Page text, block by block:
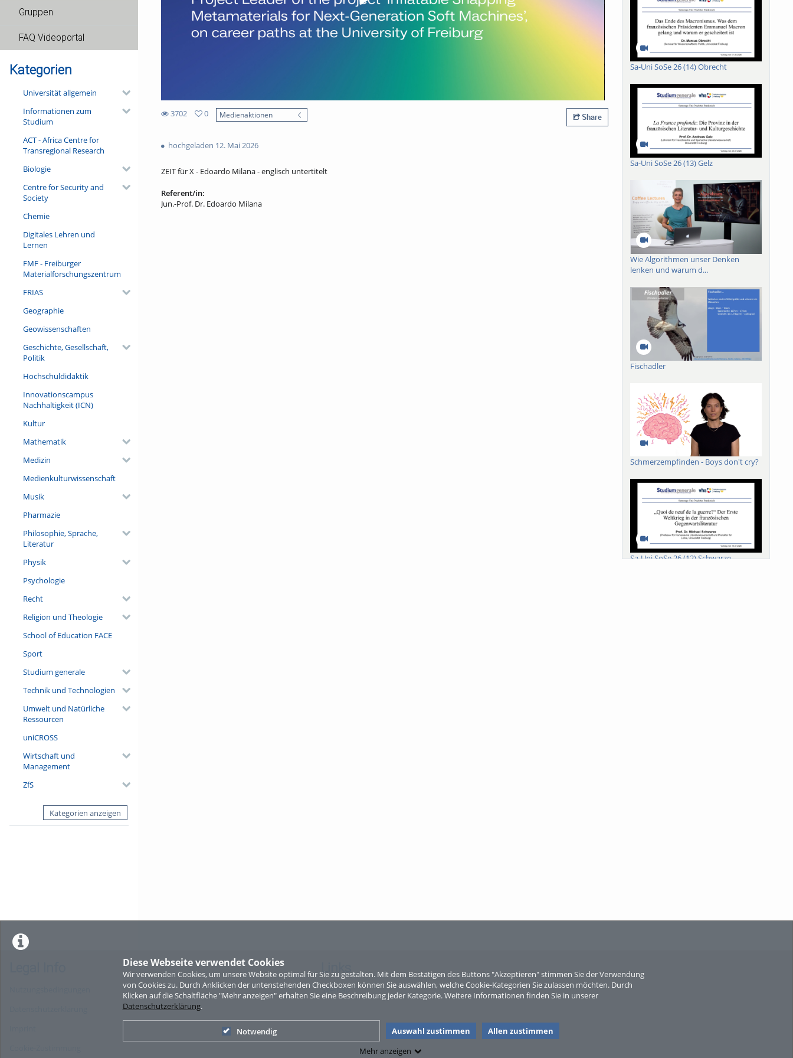
Diese Webseite verwendet Cookies
Wir verwenden Cookies, um unsere Website optimal für Sie zu gestalten. Mit dem Bestätigen des Buttons "Akzeptieren" stimmen Sie der Verwendung
von Cookies zu. Durch Anklicken der untenstehenden Checkboxen können Sie auswählen, welche Cookie-Kategorien Sie zulassen möchten. Durch
Klicken auf die Schaltfläche "Mehr anzeigen" erhalten Sie eine Beschreibung jeder Kategorie. Weitere Informationen finden Sie in unserer
Datenschutzerklärung.
Notwendig Auswahl zustimmen
Allen zustimmen
Mehr anzeigen
Gruppen
FAQ Videoportal
Kategorien
Universität allgemein
Informationen zum
Studium
ACT - Africa Centre for
Transregional Research
Biologie
Centre for Security and
Society
Chemie
Digitales Lehren und
Lernen
FMF - Freiburger
Materialforschungszentrum
FRIAS
Geographie
Geowissenschaften
Geschichte, Gesellschaft,
Politik
Hochschuldidaktik
Innovationscampus
Nachhaltigkeit (ICN)
Kultur
Mathematik
Medizin
Medienkulturwissenschaft
Musik
Pharmazie
Philosophie, Sprache,
Literatur
Physik
Psychologie
Recht
Religion und Theologie
School of Education FACE
Sport
Studium generale
Technik und Technologien
Umwelt und Natürliche
Ressourcen
uniCROSS
Wirtschaft und
Management
ZfS
Kategorien anzeigen
3702
views
0
Medienaktionen Share
hochgeladen 12. Mai 2026
ZEIT für X - Edoardo Milana - englisch untertitelt
Referent/in:
Jun.-Prof. Dr. Edoardo Milana
Sa-Uni SoSe 26 (14) Obrecht
Sa-Uni SoSe 26 (13) Gelz
Wie Algorithmen unser Denken
lenken und warum d...
Fischadler
Schmerzempfinden - Boys don't cry?
Sa-Uni SoSe 26 (12) Schwarze
Sperber
Links
Sitemap